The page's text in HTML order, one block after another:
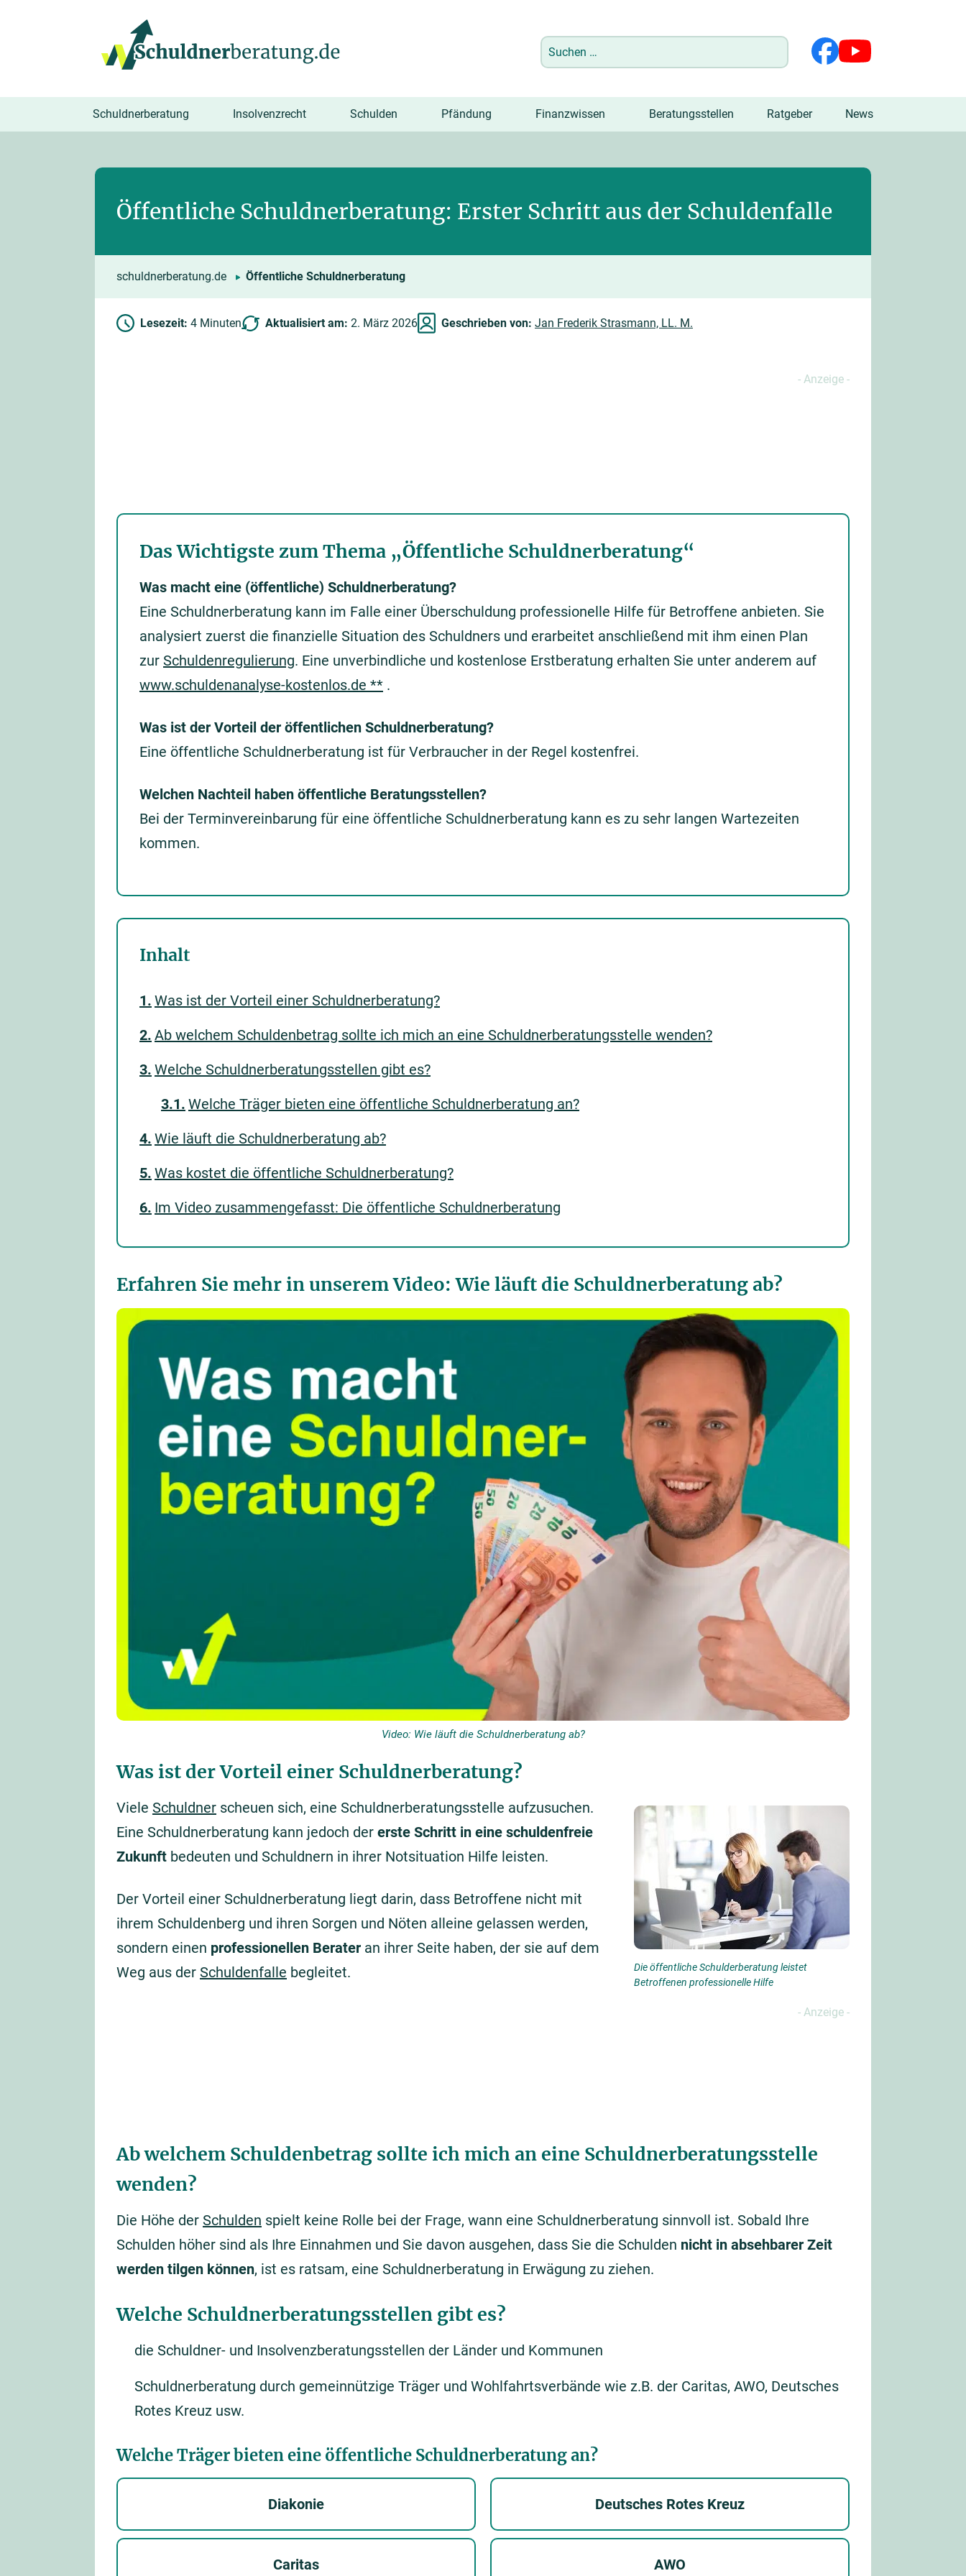
Suchen
nach:
Schuldnerberatung Insolvenzrecht Schulden Pfändung Finanzwissen Beratungsstellen Ratgeber News
Öffentliche Schuldnerberatung: Erster Schritt aus der Schuldenfalle
schuldnerberatung.de Öffentliche Schuldnerberatung
Lesezeit: 4 Minuten Aktualisiert am: 2. März 2026 Geschrieben von: Jan Frederik Strasmann, LL. M.
Das Wichtigste zum Thema „Öffentliche Schuldnerberatung“
Was macht eine (öffentliche) Schuldnerberatung?
Eine Schuldnerberatung kann im Falle einer Überschuldung professionelle Hilfe für Betroffene anbieten. Sie
analysiert zuerst die finanzielle Situation des Schuldners und erarbeitet anschließend mit ihm einen Plan
zur Schuldenregulierung. Eine unverbindliche und kostenlose Erstberatung erhalten Sie unter anderem auf
www.schuldenanalyse-kostenlos.de ** .
Was ist der Vorteil der öffentlichen Schuldnerberatung?
Eine öffentliche Schuldnerberatung ist für Verbraucher in der Regel kostenfrei.
Welchen Nachteil haben öffentliche Beratungsstellen?
Bei der Terminvereinbarung für eine öffentliche Schuldnerberatung kann es zu sehr langen Wartezeiten
kommen.
Inhalt
Was ist der Vorteil einer Schuldnerberatung?
Ab welchem Schuldenbetrag sollte ich mich an eine Schuldnerberatungsstelle wenden?
Welche Schuldnerberatungsstellen gibt es?
Welche Träger bieten eine öffentliche Schuldnerberatung an?
Wie läuft die Schuldnerberatung ab?
Was kostet die öffentliche Schuldnerberatung?
Im Video zusammengefasst: Die öffentliche Schuldnerberatung
Erfahren Sie mehr in unserem Video: Wie läuft die Schuldnerberatung ab?
Video: Wie läuft die Schuldnerberatung ab?
Was ist der Vorteil einer Schuldnerberatung?
Die öffentliche Schulderberatung leistet
Betroffenen professionelle Hilfe
Viele Schuldner scheuen sich, eine Schuldnerberatungsstelle aufzusuchen.
Eine Schuldnerberatung kann jedoch der erste Schritt in eine schuldenfreie
Zukunft bedeuten und Schuldnern in ihrer Notsituation Hilfe leisten.
Der Vorteil einer Schuldnerberatung liegt darin, dass Betroffene nicht mit
ihrem Schuldenberg und ihren Sorgen und Nöten alleine gelassen werden,
sondern einen professionellen Berater an ihrer Seite haben, der sie auf dem
Weg aus der Schuldenfalle begleitet.
Ab welchem Schuldenbetrag sollte ich mich an eine Schuldnerberatungsstelle
wenden?
Die Höhe der Schulden spielt keine Rolle bei der Frage, wann eine Schuldnerberatung sinnvoll ist. Sobald Ihre
Schulden höher sind als Ihre Einnahmen und Sie davon ausgehen, dass Sie die Schulden nicht in absehbarer Zeit
werden tilgen können, ist es ratsam, eine Schuldnerberatung in Erwägung zu ziehen.
Welche Schuldnerberatungsstellen gibt es?
die Schuldner- und Insolvenzberatungsstellen der Länder und Kommunen
Schuldnerberatung durch gemeinnützige Träger und Wohlfahrtsverbände wie z.B. der Caritas, AWO, Deutsches
Rotes Kreuz usw.
Welche Träger bieten eine öffentliche Schuldnerberatung an?
Diakonie Deutsches Rotes Kreuz
Caritas AWO